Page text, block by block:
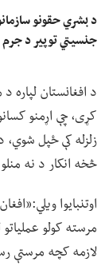
جنسیتي توپير د جرم
د افغانستان لپاره
کړی، چې اړمنو
زلزله کې ځپل
څخه انکار د نه
اوتنبایوا
مرسته کولو
لازمه کچه مرستې